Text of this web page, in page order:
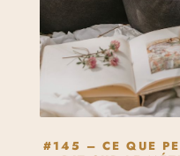
#145 – CE QUE